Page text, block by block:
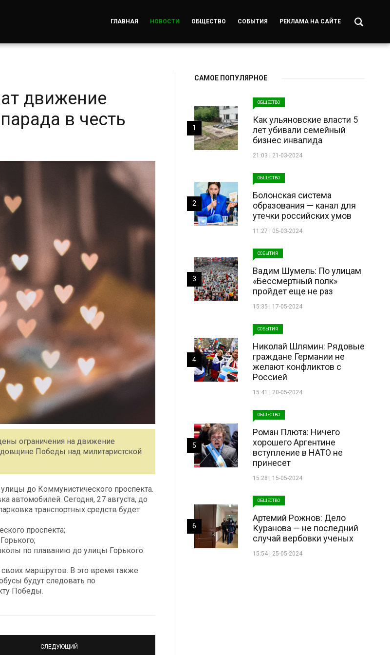
ГЛАВНАЯ НОВОСТИ ОБЩЕСТВО СОБЫТИЯ РЕКЛАМА НА САЙТЕ
движение
в честь
ограничения на движение
Победы над милитаристской
до Коммунистического проспекта.
автомобилей. Сегодня, 27 августа, до
транспортных средств будет
проспекта;
по плаванию до улицы Горького.
маршрутов. В это время также
будут следовать по
Победы.
СЛЕДУЮЩИЙ
САМОЕ ПОПУЛЯРНОЕ
ОБЩЕСТВО
Как ульяновские власти 5
лет убивали семейный
бизнес инвалида
21:03 | 21-03-2024
1
ОБЩЕСТВО
Болонская система
образования — канал для
утечки российских умов
11:27 | 05-03-2024
2
СОБЫТИЯ
Вадим Шумель: По улицам
«Бессмертный полк»
пройдет еще не раз
15:35 | 17-05-2024
3
СОБЫТИЯ
Николай Шлямин: Рядовые
граждане Германии не
желают конфликтов с
Россией
15:41 | 20-05-2024
4
ОБЩЕСТВО
Роман Плюта: Ничего
хорошего Аргентине
вступление в НАТО не
принесет
15:28 | 15-05-2024
5
ОБЩЕСТВО
Артемий Рожнов: Дело
Куранова — не последний
случай вербовки ученых
15:54 | 25-05-2024
6